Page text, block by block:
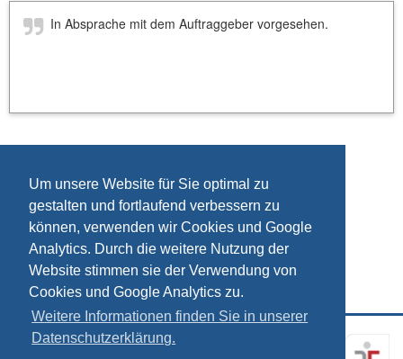
Um unsere Website für Sie optimal zu
gestalten und fortlaufend verbessern zu
können, verwenden wir Cookies und Google
Analytics. Durch die weitere Nutzung der
Website stimmen sie der Verwendung von
Cookies und Google Analytics zu.
Weitere Informationen finden Sie in unserer
Datenschutzerklärung.
In Absprache mit dem Auftraggeber vorgesehen.